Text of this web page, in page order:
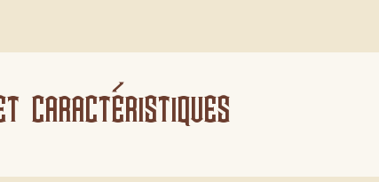
caractéristiques